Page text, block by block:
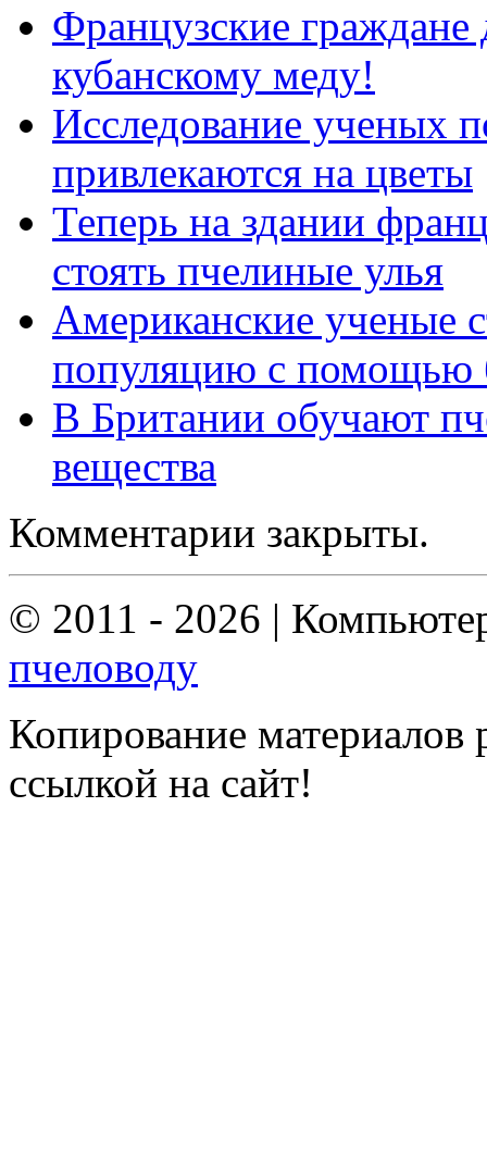
Французские
кубанскому меду!
Исследование ученых
привлекаются на цветы
Теперь на здании
стоять пчелиные улья
Американские ученые
популяцию с помощью
В Британии обучают
вещества
Комментарии закрыты.
© 2011 - 2026 |
пчеловоду
Копирование материалов
ссылкой на сайт!